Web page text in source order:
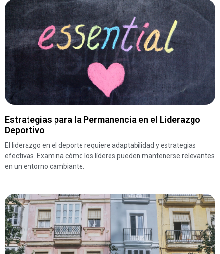
Estrategias para la Permanencia en el Liderazgo
Deportivo
El liderazgo en el deporte requiere adaptabilidad y estrategias
efectivas. Examina cómo los líderes pueden mantenerse relevantes
en un entorno cambiante.